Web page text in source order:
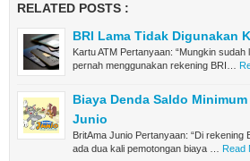
RELATED POSTS :
BRI Lama Tidak Digunakan
Kartu ATM Pertanyaan: “Mungkin
pernah menggunakan rekening BRI…
Biaya Denda Saldo
Junio
BritAma Junio Pertanyaan: “Di rekening
ada dua kali pemotongan biaya …
Read